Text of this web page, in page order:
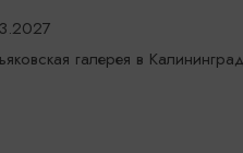
галерея в